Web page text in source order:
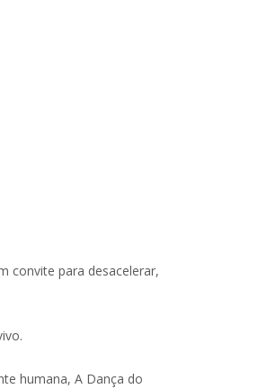
convite para desacelerar,
humana, A Dança do